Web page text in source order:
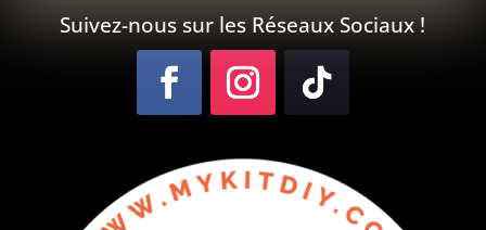
Suivez-nous sur les Réseaux Sociaux !